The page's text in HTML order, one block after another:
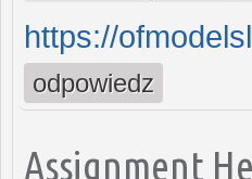
https://
odpowiedz
Assignment